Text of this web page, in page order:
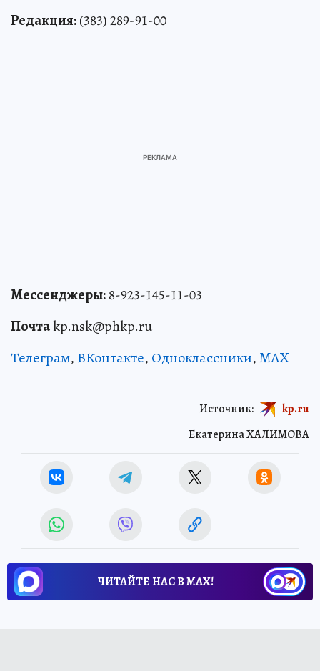
Редакция:(383) 289-91-00
Мессенджеры:8-923-145-11-03
Почтаkp.nsk@phkp.ru
Телеграм, ВКонтакте, Одноклассники,MAX
Екатерина ХАЛИМОВА
Источник: kp.ru
ЧИТАЙТЕ НАС В МАХ!